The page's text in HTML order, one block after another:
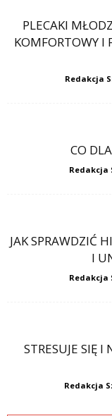
PLECAKI
KOMFORTOWY I
Redakcja
CO
Redakcja
JAK SPRAWDZIĆ
I
Redakcja
STRESUJE SIĘ
Redakcja